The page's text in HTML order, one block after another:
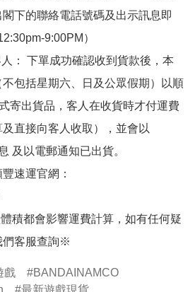
下的聯絡電話號碼及出示訊息即
9:00PM）
： 下單成功確認收到貨款後，本
包括星期六、日及公眾假期）以順
寄出貨品，客人在收貨時才付運費
及直接向客人收取），並會以
及以電郵通知已出貨。
速運官網：
積都會影響運費計算，如有任何疑
們客服查詢※
戲
BANDAINAMCO